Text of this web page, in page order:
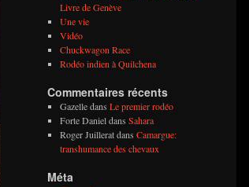
Livre de Genève
Une vie
Vidéo
Chuckwagon Race
Rodéo indien à Quilchena
Commentaires récents
Gazelledans Le premier rodéo
Forte Danieldans Sahara
Roger Juilleratdans Camargue:
transhumance des chevaux
Méta